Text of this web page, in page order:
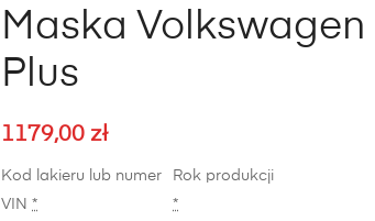
Maska Volkswagen
Plus
1179,00 zł
Kod lakieru lub numer
VIN *
Rok produkcji
*